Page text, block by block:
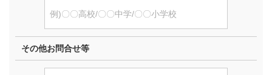
その他お問合せ等